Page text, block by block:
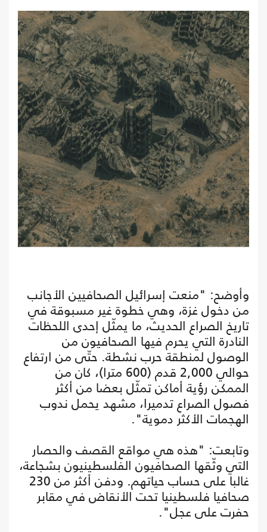
وأوضح: "منعت إسرائيل الصحافيين الأجانب
من دخول غزة، وهي خطوة غير مسبوقة في
تاريخ الصراع الحديث، ما يمثّل إحدى اللحظات
النادرة التي يحرم فيها الصحافيون من
الوصول لمنطقة حرب نشطة. حتّى من ارتفاع
حوالي 2,000 قدم (600 مترا)، كان من
الممكن رؤية أماكن تمثّل بعضا من أكثر
فصول الصراع تدميرا، مشهد يحمل ندوب
الهجمات الأكثر دموية".
وتابعت: "هذه هي مواقع القصف والحصار
التي وثّقها الصحافيون الفلسطينيون بشجاعة،
غالبا على حساب حياتهم. ودفن أكثر من 230
صحافيا فلسطينيا تحت الأنقاض في مقابر
حفرت على عجل".